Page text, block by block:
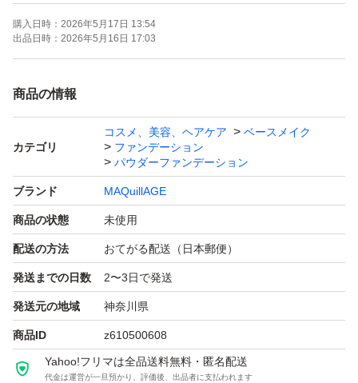
宜しくお願いいたします。
マキアージュ ドラマティックパウダリー EX オークル20
レフィル
本体/詰め替え：詰め替え
ベースメイク特徴：カバー力 崩れにくい UVカット
仕上がり：ツヤ肌
PA：PA+++
SPF：25.0 SPF
購入日時： 2026年5月17日 13:54
出品日時： 2026年5月16日 17:03
商品の情報
カテゴリ
コスメ、美容、ヘアケア
ベースメイク
ファンデーション
パウダーファンデーション
ブランド MAQuillAGE
商品の状態 未使用
配送の方法 おてがる配送（日本郵便）
発送までの日数 2〜3日で発送
発送元の地域 神奈川県
商品ID z610500608
Yahoo!フリマは全品送料無料・匿名配送
代金は運営が一旦預かり、評価後、出品者に支払われます